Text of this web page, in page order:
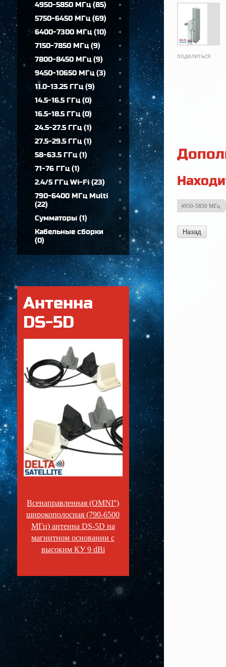
4950-5850 МГц(85)
5750-6450 МГц(69)
6400-7300 МГц(10)
7150-7850 МГц(9)
7800-8450 МГц(9)
9450-10650 МГц(3)
11.0-13.25 ГГц(9)
14.5-16.5 ГГц(0)
16.5-18.5 ГГц(0)
24.5-27.5 ГГц(1)
27.5-29.5 ГГц(1)
58-63.5 ГГц(1)
71-76 ГГц(1)
2.4/5 ГГц Wi-Fi (23)
790-6400 МГц Multi
(22)
Сумматоры(1)
Кабельные сборки
(0)
Антенна
DS-5D
Всенаправленная (OMNI°)
широкополосная (790-6500
МГц) антенна DS-5D на
магнитном основании с
высоким КУ 9 dBi
поделиться
4950-5850 МГц
Назад